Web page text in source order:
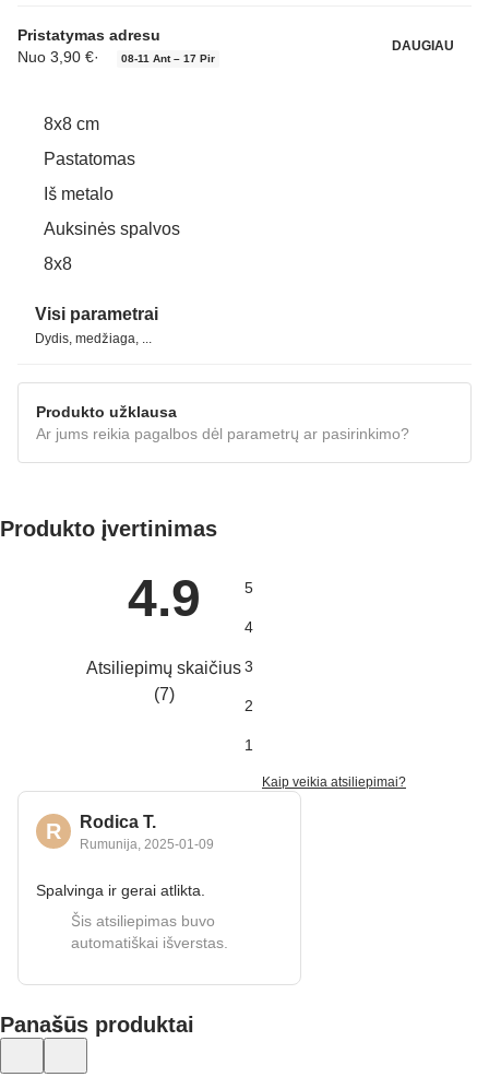
Pristatymas adresu
Nuo 3,90 €· 08‑11 Ant – 17 Pir
DAUGIAU
8x8 cm
Pastatomas
Iš metalo
Auksinės spalvos
8x8
Visi parametrai
Dydis, medžiaga, ...
Produkto užklausa
Ar jums reikia pagalbos dėl parametrų ar pasirinkimo?
Produkto įvertinimas
4.9
Atsiliepimų skaičius
(7)
5
4
3
2
1
Kaip veikia atsiliepimai?
R Rodica T.
Rumunija, 2025‑01‑09
Spalvinga ir gerai atlikta.
Šis atsiliepimas buvo
automatiškai išverstas.
Panašūs produktai